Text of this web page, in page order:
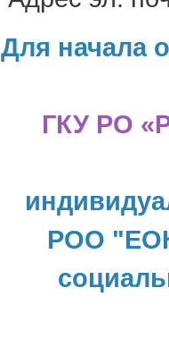
Для начала
ГКУ РО
РОО